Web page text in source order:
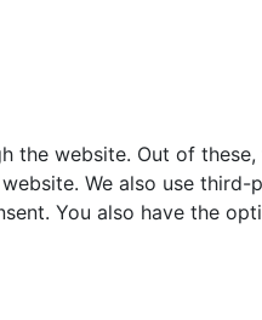
website. Out of
We also use
You also have the